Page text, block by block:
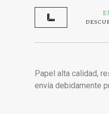
Papel alta calidad,
envía debidamente